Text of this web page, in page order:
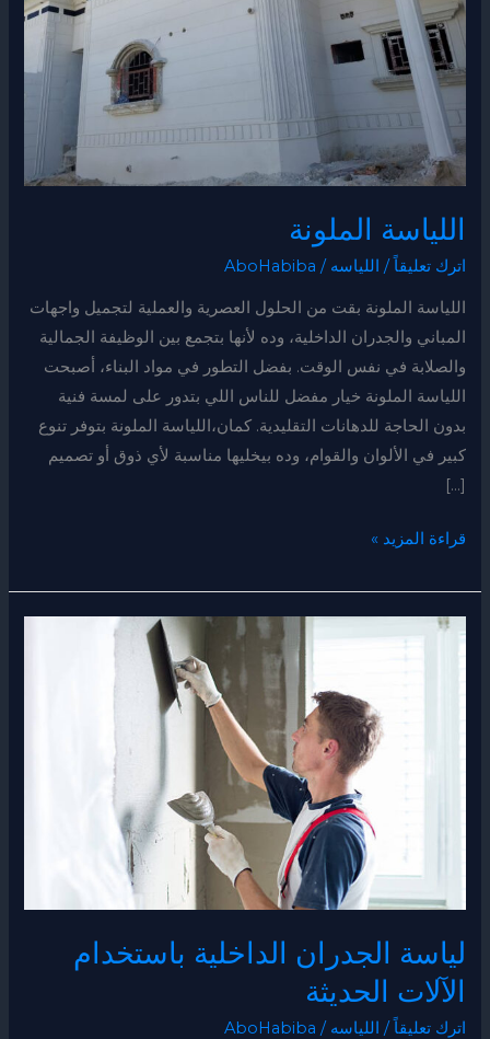
اللياسة الملونة
اترك تعليقاً / اللياسه /
AboHabiba
اللياسة الملونة بقت من الحلول العصرية والعملية لتجميل واجهات
المباني والجدران الداخلية، وده لأنها بتجمع بين الوظيفة الجمالية
والصلابة في نفس الوقت. بفضل التطور في مواد البناء، أصبحت
اللياسة الملونة خيار مفضل للناس اللي بتدور على لمسة فنية
بدون الحاجة للدهانات التقليدية. كمان،اللياسة الملونة بتوفر تنوع
كبير في الألوان والقوام، وده بيخليها مناسبة لأي ذوق أو تصميم
[…]
قراءة المزيد »
لياسة الجدران الداخلية باستخدام
الآلات الحديثة
اترك تعليقاً / اللياسه /
AboHabiba
لياسة